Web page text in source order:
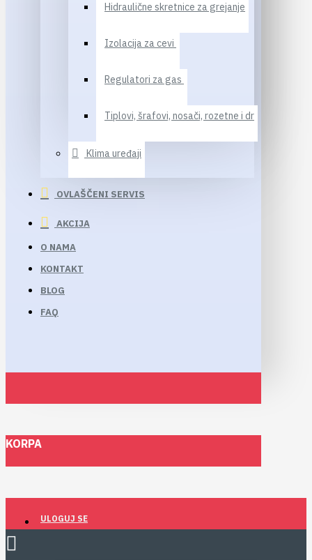
Hidraulične skretnice za grejanje
Izolacija za cevi
Regulatori za gas
Tiplovi, šrafovi, nosači, rozetne i dr
Klima uređaji
OVLAŠČENI SERVIS
AKCIJA
O NAMA
KONTAKT
BLOG
FAQ
KORPA
ULOGUJ SE